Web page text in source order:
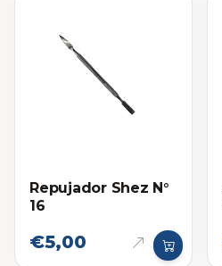
Repujador Shez N°
16
€5,00